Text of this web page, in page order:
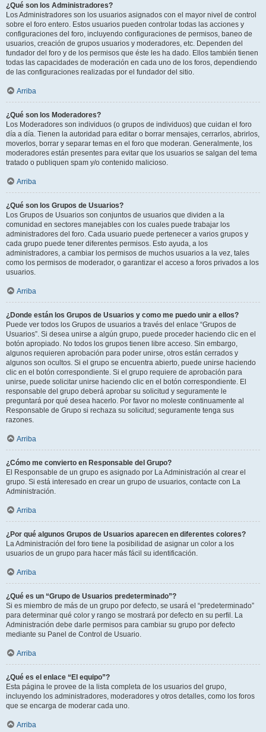
¿Qué son los Administradores?
Los Administradores son los usuarios asignados con el mayor nivel de control
sobre el foro entero. Estos usuarios pueden controlar todas las acciones y
configuraciones del foro, incluyendo configuraciones de permisos, baneo de
usuarios, creación de grupos usuarios y moderadores, etc. Dependen del
fundador del foro y de los permisos que éste les ha dado. Ellos también tienen
todas las capacidades de moderación en cada uno de los foros, dependiendo
de las configuraciones realizadas por el fundador del sitio.
Arriba
¿Qué son los Moderadores?
Los Moderadores son individuos (o grupos de individuos) que cuidan el foro
día a día. Tienen la autoridad para editar o borrar mensajes, cerrarlos, abrirlos,
moverlos, borrar y separar temas en el foro que moderan. Generalmente, los
moderadores están presentes para evitar que los usuarios se salgan del tema
tratado o publiquen spam y/o contenido malicioso.
Arriba
¿Qué son los Grupos de Usuarios?
Los Grupos de Usuarios son conjuntos de usuarios que dividen a la
comunidad en sectores manejables con los cuales puede trabajar los
administradores del foro. Cada usuario puede pertenecer a varios grupos y
cada grupo puede tener diferentes permisos. Esto ayuda, a los
administradores, a cambiar los permisos de muchos usuarios a la vez, tales
como los permisos de moderador, o garantizar el acceso a foros privados a los
usuarios.
Arriba
¿Donde están los Grupos de Usuarios y como me puedo unir a ellos?
Puede ver todos los Grupos de usuarios a través del enlace “Grupos de
Usuarios”. Si desea unirse a algún grupo, puede proceder haciendo clic en el
botón apropiado. No todos los grupos tienen libre acceso. Sin embargo,
algunos requieren aprobación para poder unirse, otros están cerrados y
algunos son ocultos. Si el grupo se encuentra abierto, puede unirse haciendo
clic en el botón correspondiente. Si el grupo requiere de aprobación para
unirse, puede solicitar unirse haciendo clic en el botón correspondiente. El
responsable del grupo deberá aprobar su solicitud y seguramente le
preguntará por qué desea hacerlo. Por favor no moleste continuamente al
Responsable de Grupo si rechaza su solicitud; seguramente tenga sus
razones.
Arriba
¿Cómo me convierto en Responsable del Grupo?
El Responsable de un grupo es asignado por La Administración al crear el
grupo. Si está interesado en crear un grupo de usuarios, contacte con La
Administración.
Arriba
¿Por qué algunos Grupos de Usuarios aparecen en diferentes colores?
La Administración del foro tiene la posibilidad de asignar un color a los
usuarios de un grupo para hacer más fácil su identificación.
Arriba
¿Qué es un “Grupo de Usuarios predeterminado”?
Si es miembro de más de un grupo por defecto, se usará el “predeterminado”
para determinar qué color y rango se mostrará por defecto en su perfil. La
Administración debe darle permisos para cambiar su grupo por defecto
mediante su Panel de Control de Usuario.
Arriba
¿Qué es el enlace “El equipo”?
Esta página le provee de la lista completa de los usuarios del grupo,
incluyendo los administradores, moderadores y otros detalles, como los foros
que se encarga de moderar cada uno.
Arriba